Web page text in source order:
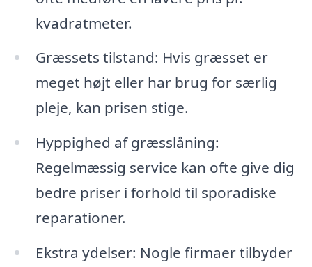
kvadratmeter.
Græssets tilstand: Hvis græsset er
meget højt eller har brug for særlig
pleje, kan prisen stige.
Hyppighed af græsslåning:
Regelmæssig service kan ofte give dig
bedre priser i forhold til sporadiske
reparationer.
Ekstra ydelser: Nogle firmaer tilbyder